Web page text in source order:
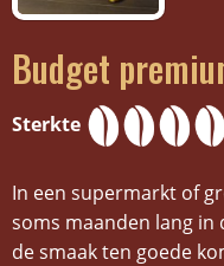
Budget
Sterkte
In een supermarkt of
soms maanden lang
de smaak ten goede